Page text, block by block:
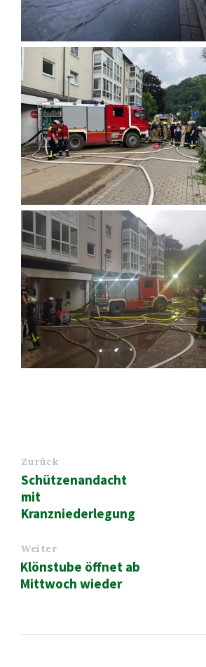
Zurück
Schützenandacht
mit
Kranzniederlegung
Weiter
Klönstube öffnet ab
Mittwoch wieder